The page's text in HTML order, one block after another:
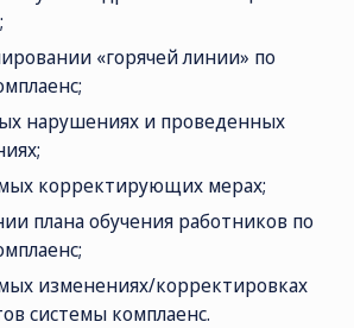
«горячей линии» по
нарушениях и проведенных
корректирующих мерах;
плана обучения работников по
изменениях/корректировках
системы комплаенс.